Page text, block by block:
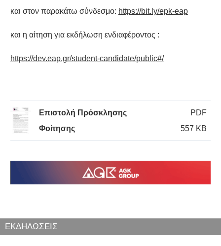
και στον παρακάτω σύνδεσμο: https://bit.ly/epk-eap
και η αίτηση για εκδήλωση ενδιαφέροντος :
https://dev.eap.gr/student-candidate/public#/
Επιστολή Πρόσκλησης
Φοίτησης
PDF
557 KB
ΕΚΔΗΛΩΣΕΙΣ